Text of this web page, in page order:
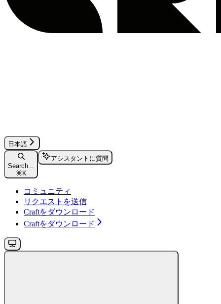
日本語
Search...
⌘ K
アシスタントに質問
コミュニティ
リクエストを送信
Craftをダウンロード
Craftをダウンロード